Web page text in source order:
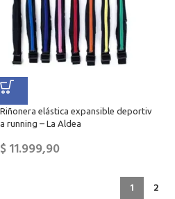
Riñonera elástica expansible deportiv
a running – La Aldea
$11.999,90
1 2